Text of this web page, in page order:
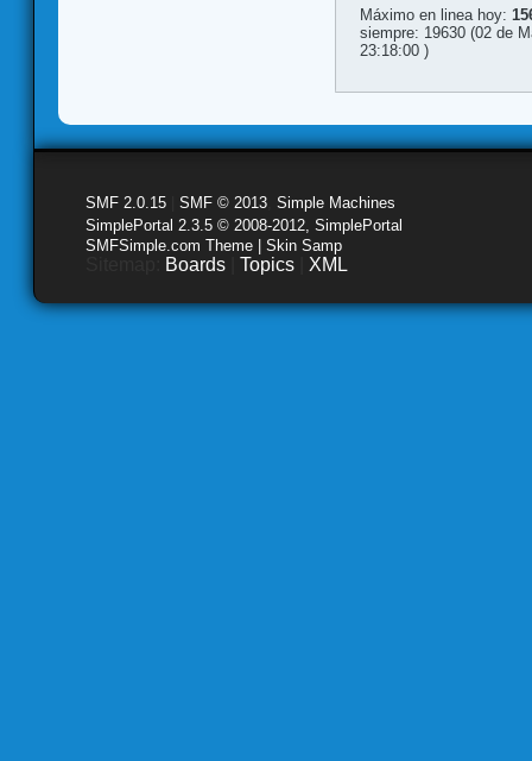
Máximo en linea hoy:
siempre: 19630 (02 de
23:18:00 )
SMF 2.0.15 SMF © 2013 Simple Machines
SimplePortal 2.3.5 © 2008-2012, SimplePortal
SMFSimple.com Theme | Skin Samp
Boards Topics XML